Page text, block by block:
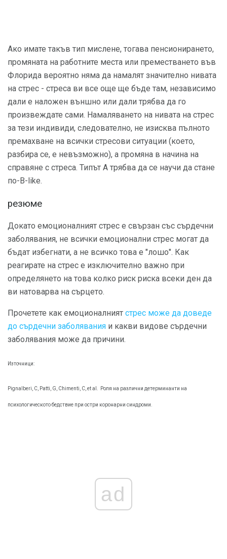
Ако имате такъв тип мислене, тогава пенсионирането,
промяната на работните места или преместването във
Флорида вероятно няма да намалят значително нивата
на стрес - стреса ви все още ще бъде там, независимо
дали е наложен външно или дали трябва да го
произвеждате сами. Намаляването на нивата на стрес
за тези индивиди, следователно, не изисква пълното
премахване на всички стресови ситуации (което,
разбира се, е невъзможно), а промяна в начина на
справяне с стреса. Типът А трябва да се научи да стане
по-B-like.
резюме
Докато емоционалният стрес е свързан със сърдечни
заболявания, не всички емоционални стрес могат да
бъдат избегнати, а не всичко това е "лошо". Как
реагирате на стрес е изключително важно при
определянето на това колко риск риска всеки ден да
ви натоварва на сърцето.
Прочетете как емоционалният стрес може да доведе
до сърдечни заболявания и какви видове сърдечни
заболявания може да причини.
Източници:
Pignalberi, С, Patti, G, Chimenti, С, et al. Роля на различни детерминанти на
психологическото бедствие при остри коронарни синдроми.
ad